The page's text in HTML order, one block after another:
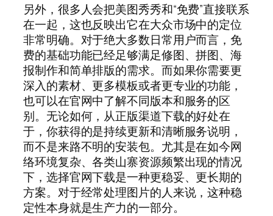
另外，很多人会把美图秀秀和“免费”直接联系
在一起，这也反映出它在大众市场中的定位
非常明确。对于绝大多数日常用户而言，免
费的基础功能已经足够满足修图、拼图、海
报制作和简单排版的需求。而如果你需要更
深入的素材、更多模板或者更专业的功能，
也可以在官网中了解不同版本和服务的区
别。无论如何，从正版渠道下载的好处在
于，你获得的是持续更新和清晰服务说明，
而不是来路不明的安装包。尤其是在如今网
络环境复杂、各类山寨资源频繁出现的情况
下，选择官网下载是一种更稳妥、更长期的
方案。对于经常处理图片的人来说，这种稳
定性本身就是生产力的一部分。